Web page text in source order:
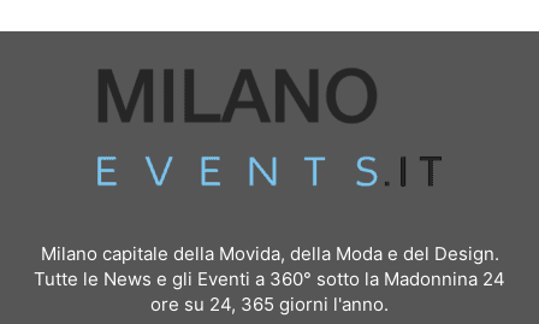
Milano capitale della Movida, della Moda e del Design.
Tutte le News e gli Eventi a 360° sotto la Madonnina 24
ore su 24, 365 giorni l'anno.